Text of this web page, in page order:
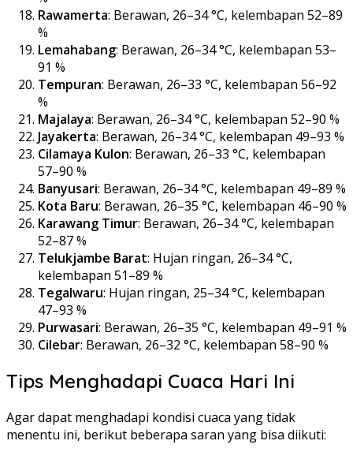
Rawamerta: Berawan, 26–34 °C, kelembapan 52–89
%
Lemahabang: Berawan, 26–34 °C, kelembapan 53–
91 %
Tempuran: Berawan, 26–33 °C, kelembapan 56–92
%
Majalaya: Berawan, 26–34 °C, kelembapan 52–90 %
Jayakerta: Berawan, 26–34 °C, kelembapan 49–93 %
Cilamaya Kulon: Berawan, 26–33 °C, kelembapan
57–90 %
Banyusari: Berawan, 26–34 °C, kelembapan 49–89 %
Kota Baru: Berawan, 26–35 °C, kelembapan 46–90 %
Karawang Timur: Berawan, 26–34 °C, kelembapan
52–87 %
Telukjambe Barat: Hujan ringan, 26–34 °C,
kelembapan 51–89 %
Tegalwaru: Hujan ringan, 25–34 °C, kelembapan
47–93 %
Purwasari: Berawan, 26–35 °C, kelembapan 49–91 %
Cilebar: Berawan, 26–32 °C, kelembapan 58–90 %
Tips Menghadapi Cuaca Hari Ini
Agar dapat menghadapi kondisi cuaca yang tidak
menentu ini, berikut beberapa saran yang bisa diikuti: